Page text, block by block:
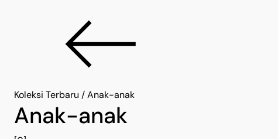
Koleksi Terbaru /Anak-anak
Anak-anak